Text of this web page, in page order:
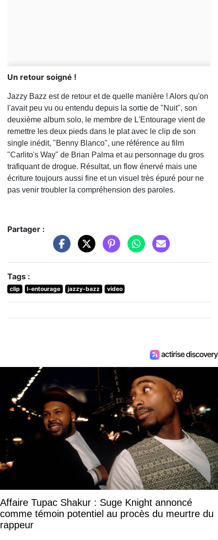
Un retour soigné !
Jazzy Bazz est de retour et de quelle manière ! Alors qu'on
l'avait peu vu ou entendu depuis la sortie de "Nuit", son
deuxième album solo, le membre de L'Entourage vient de
remettre les deux pieds dans le plat avec le clip de son
single inédit, "Benny Blanco", une référence au film
"Carlito's Way" de Brian Palma et au personnage du gros
trafiquant de drogue. Résultat, un flow énervé mais une
écriture toujours aussi fine et un visuel très épuré pour ne
pas venir troubler la compréhension des paroles.
Partager :
Tags :
clip l-entourage jazzy-bazz video
Affaire Tupac Shakur : Suge Knight annoncé
comme témoin potentiel au procès du meurtre du
rappeur